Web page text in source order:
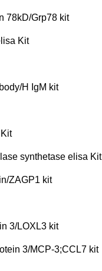
78kD/Grp78 kit
Kit
H IgM kit
synthetase elisa Kit
ZAGP1 kit
3/LOXL3 kit
3/MCP-3;CCL7 kit